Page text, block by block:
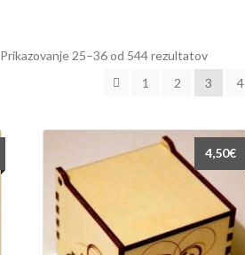
Prikazovanje 25–36 od 544 rezultatov
1
2 3 4
4,50€